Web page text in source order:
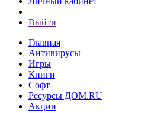
Выйти
Главная
Антивирусы
Игры
Книги
Софт
Ресурсы ДОМ.RU
Акции